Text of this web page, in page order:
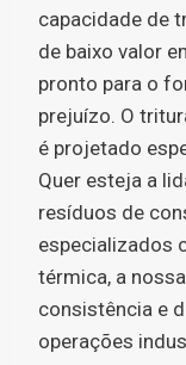
capacidade de
de baixo valor
pronto para o
prejuízo. O
é projetado
Quer esteja a
resíduos de
especializados
térmica, a
consistência e
operações